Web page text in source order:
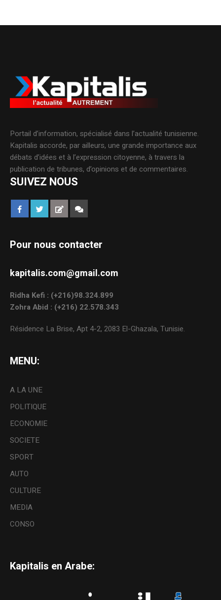
Portail d’information, spécialisé dans l’actualité tunisienne.
Kapitalis accorde, par ailleurs, une grande importance aux
débats d’idées et à l’expression citoyenne, à travers la
publication de tribunes, d’opinions et de commentaires.
SUIVEZ NOUS
Pour nous contacter
kapitalis.com@gmail.com
Ridha Kefi : (+216)98.324.899
Zohra Abid : (+216) 22.578.343
Résidence La Brise, Apt 4-2, 2083 El-Ghazala, Tunisie.
MENU:
A LA UNE
POLITIQUE
ECONOMIE
SOCIETE
SPORT
AUTO
CULTURE
MEDIA
CONSO
Kapitalis en Arabe: